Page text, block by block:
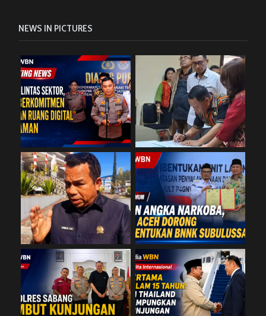
NEWS IN PICTURES